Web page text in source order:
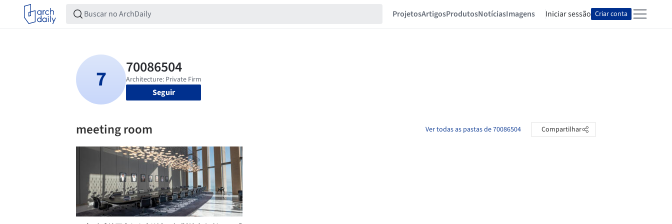
ProjetosArtigosProdutosNotíciasImagens Iniciar sessão Criar conta
Seguir
meeting room Ver todas as pastas de 70086504 Compartilhar